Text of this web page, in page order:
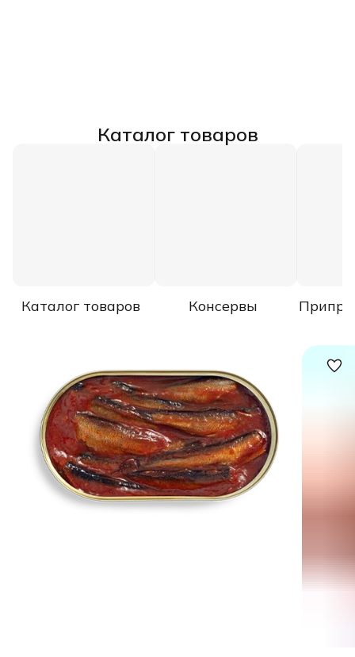
Каталог товаров
Каталог товаров Консервы